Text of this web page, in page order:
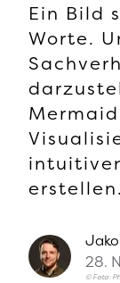
Ein Bild
Worte.
erstellen.
28.
© Foto: